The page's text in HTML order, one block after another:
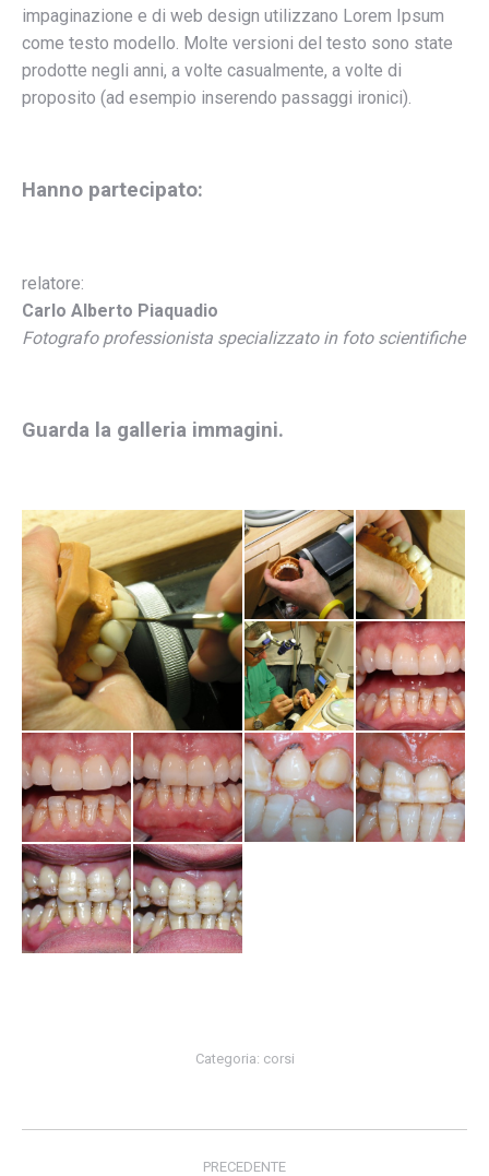
impaginazione e di web design utilizzano Lorem Ipsum
come testo modello. Molte versioni del testo sono state
prodotte negli anni, a volte casualmente, a volte di
proposito (ad esempio inserendo passaggi ironici).
Hanno partecipato:
relatore:
Carlo Alberto Piaquadio
Fotografo professionista specializzato in foto scientifiche
Guarda la galleria immagini.
Categoria: corsi
PRECEDENTE